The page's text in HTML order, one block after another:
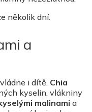
několik dní.
a
i dítě. Chia
kyselin, vlákniny
malinami a